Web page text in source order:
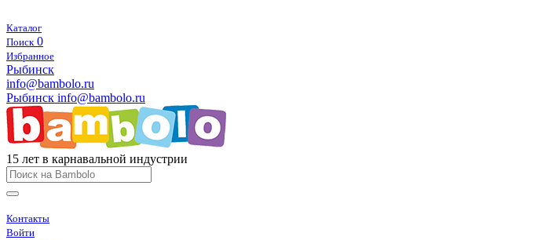
Каталог
Поиск 0
Избранное
Рыбинск
info@bambolo.ru
Рыбинск info@bambolo.ru
15 лет в карнавальной индустрии
Контакты
Войти